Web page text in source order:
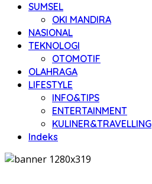
SUMSEL
OKI MANDIRA
NASIONAL
TEKNOLOGI
OTOMOTIF
OLAHRAGA
LIFESTYLE
INFO&TIPS
ENTERTAINMENT
KULINER&TRAVELLING
Indeks